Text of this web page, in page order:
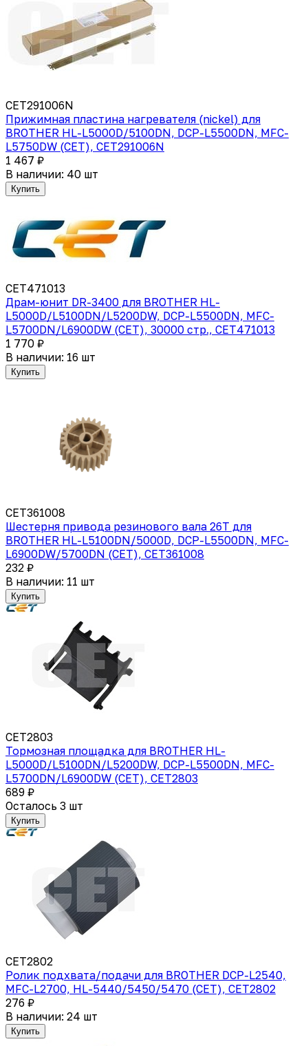
CET291006N
Прижимная пластина нагревателя (nickel) для
BROTHER HL-L5000D/5100DN, DCP-L5500DN, MFC-
L5750DW (CET), CET291006N
1 467 ₽
В наличии: 40 шт
Купить
CET471013
Драм-юнит DR-3400 для BROTHER HL-
L5000D/L5100DN/L5200DW, DCP-L5500DN, MFC-
L5700DN/L6900DW (CET), 30000 стр., CET471013
1 770 ₽
В наличии: 16 шт
Купить
CET361008
Шестерня привода резинового вала 26T для
BROTHER HL-L5100DN/5000D, DCP-L5500DN, MFC-
L6900DW/5700DN (CET), CET361008
232 ₽
В наличии: 11 шт
Купить
CET2803
Тормозная площадка для BROTHER HL-
L5000D/L5100DN/L5200DW, DCP-L5500DN, MFC-
L5700DN/L6900DW (CET), CET2803
689 ₽
Осталось 3 шт
Купить
CET2802
Ролик подхвата/подачи для BROTHER DCP-L2540,
MFC-L2700, HL-5440/5450/5470 (CET), CET2802
276 ₽
В наличии: 24 шт
Купить